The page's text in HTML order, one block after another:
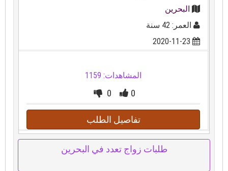
البحرين
العمر: 42 سنة
2020-11-23
المشاهدات: 1159
0
0
تفاصيل الطلب
طلبات زواج تعدد في البحرين